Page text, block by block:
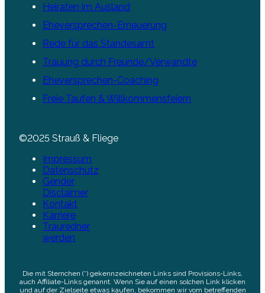
Heiraten im Ausland
Eheversprechen-Erneuerung
Rede für das Standesamt
Trauung durch Freunde/Verwandte
Eheversprechen-Coaching
Freie Taufen & Willkommensfeiern
©2025 Strauß & Fliege
Impressum
Datenschutz
Gender
Disclaimer
Kontakt
Karriere
Trauredner
werden
Die mit Sternchen (*) gekennzeichneten Links sind Provisions-Links,
auch Affiliate-Links genannt. Wenn Sie auf einen solchen Link klicken
und auf der Zielseite etwas kaufen, bekommen wir vom betreffenden